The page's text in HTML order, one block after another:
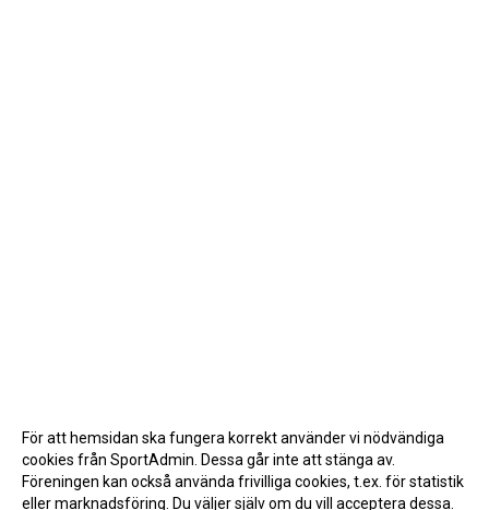
För att hemsidan ska fungera korrekt använder vi nödvändiga
cookies från SportAdmin. Dessa går inte att stänga av.
Föreningen kan också använda frivilliga cookies, t.ex. för statistik
eller marknadsföring. Du väljer själv om du vill acceptera dessa.